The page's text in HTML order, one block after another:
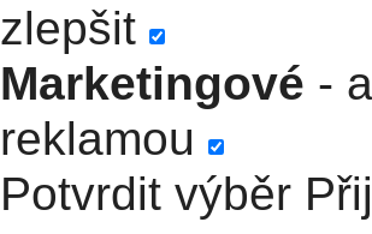
zlepšit
Marketingové -
reklamou
Potvrdit výběr